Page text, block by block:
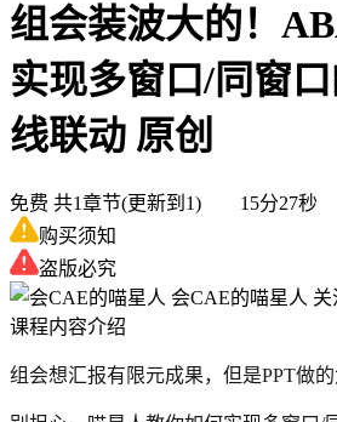
组会装波大的！
实现多窗口/同窗
线联动 原创
免费 共1章节(更新到1) 15分27秒
购买须知
盗版必究
会CAE的喵星人 关
课程内容介绍
组会想汇报有限元成果，但是PPT做的